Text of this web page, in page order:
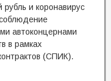
и коронавирус
автоконцернами
в рамках
(СПИК).